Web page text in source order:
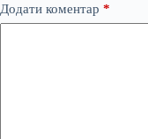
Додати коментар *